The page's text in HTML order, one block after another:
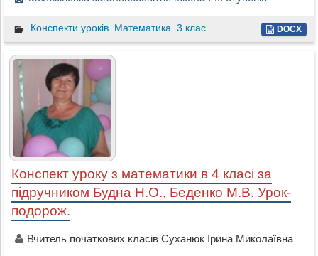
Конспекти уроків Математика 3 клас DOCX
Конспект уроку з математики в 4 класі за
підручником Будна Н.О., Беденко М.В. Урок-
подорож.
Вчитель початкових класів Суханюк Ірина Миколаївна